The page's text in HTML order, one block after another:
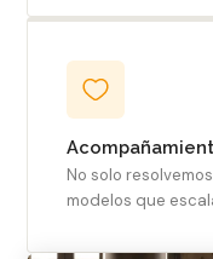
No solo
modelos que